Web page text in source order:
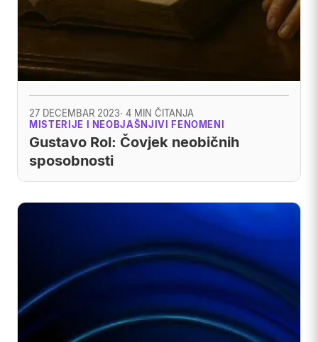
27 DECEMBAR 2023· 4 MIN ČITANJA
MISTERIJE I NEOBJAŠNJIVI FENOMENI
Gustavo Rol: Čovjek neobičnih
sposobnosti